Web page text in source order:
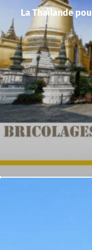
La Thaïlande